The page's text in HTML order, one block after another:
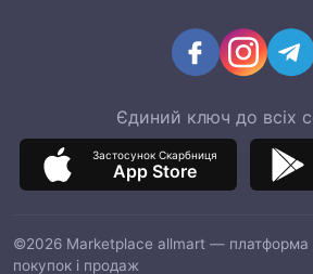
Єдиний ключ до всіх
Застосунок Скарбниця
App Store
©2026 Marketplace allmart — платформа
покупок і продаж